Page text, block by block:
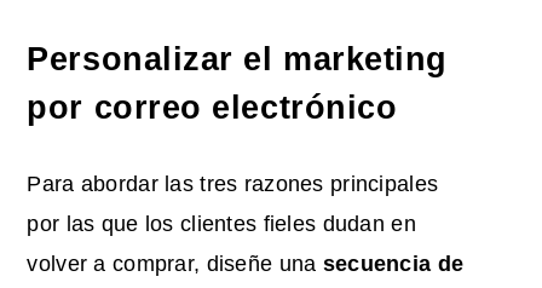
Personalizar el marketing
por correo electrónico
Para abordar las tres razones principales
por las que los clientes fieles dudan en
volver a comprar, diseñe una secuencia de